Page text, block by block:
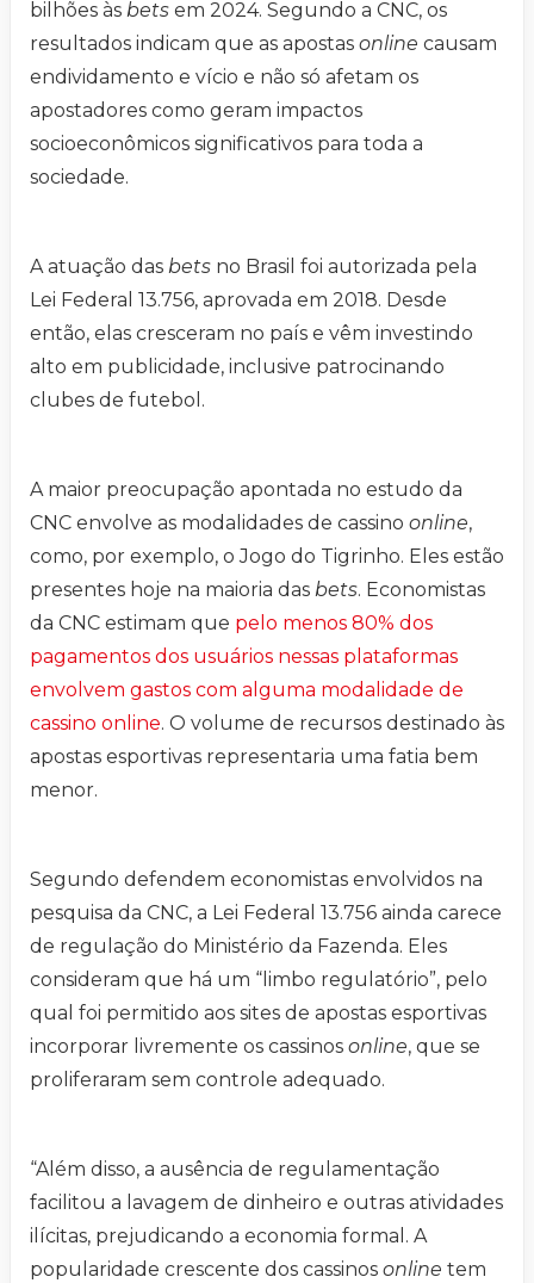
bilhões às bets em 2024. Segundo a CNC, os
resultados indicam que as apostas online causam
endividamento e vício e não só afetam os
apostadores como geram impactos
socioeconômicos significativos para toda a
sociedade.
A atuação das bets no Brasil foi autorizada pela
Lei Federal 13.756, aprovada em 2018. Desde
então, elas cresceram no país e vêm investindo
alto em publicidade, inclusive patrocinando
clubes de futebol.
A maior preocupação apontada no estudo da
CNC envolve as modalidades de cassino online,
como, por exemplo, o Jogo do Tigrinho. Eles estão
presentes hoje na maioria das bets. Economistas
da CNC estimam que pelo menos 80% dos
pagamentos dos usuários nessas plataformas
envolvem gastos com alguma modalidade de
cassino online. O volume de recursos destinado às
apostas esportivas representaria uma fatia bem
menor.
Segundo defendem economistas envolvidos na
pesquisa da CNC, a Lei Federal 13.756 ainda carece
de regulação do Ministério da Fazenda. Eles
consideram que há um “limbo regulatório”, pelo
qual foi permitido aos sites de apostas esportivas
incorporar livremente os cassinos online, que se
proliferaram sem controle adequado.
“Além disso, a ausência de regulamentação
facilitou a lavagem de dinheiro e outras atividades
ilícitas, prejudicando a economia formal. A
popularidade crescente dos cassinos online tem